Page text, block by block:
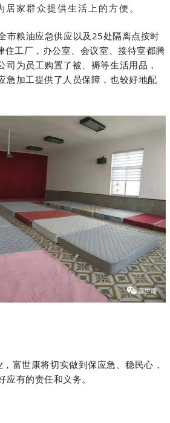
饮店、便利店、电商公司也都在
时，通过各种平台和渠道，组织开
居家群众提供生活上的方便。
油应急供应以及25处隔离点按时
工厂，办公室、会议室、接待室都腾
司为员工购置了被、褥等生活用品，
急加工提供了人员保障，也较好地配